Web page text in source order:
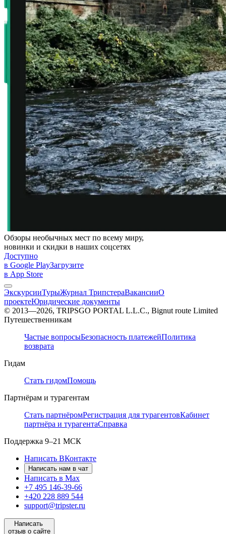
Обзоры необычных мест по всему миру,
новинки и скидки в наших соцсетях
Доступно
в Google PlayЗагрузите
в App Store
ЭкскурсииТурыЖурнал ТрипстераВакансииО
проектеЮридические документы
© 2013—2026, TRIPSGO PORTAL L.L.C., Bignut route Limited
Путешественникам
Частые вопросыБезопасность платежейПолитика
возврата
Гидам
Стать гидомПомощь
Партнёрам и турагентам
Стать партнёромРегистрация для турагентовКабинет
партнёра и турагентаСправка
Поддержка 9–21 МСК
Написать ВКонтакте
Написать нам в чат
Написать в Max
+7 495 146-39-66
+420 228 889 544
support@tripster.ru
Написать
отзыв о сайте